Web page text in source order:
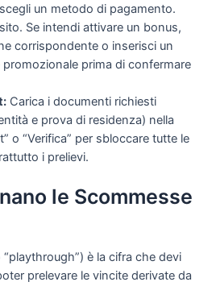
un metodo di pagamento.
Se intendi attivare un bonus,
corrispondente o inserisci un
prima di confermare
Carica i documenti richiesti
e prova di residenza) nella
o “Verifica” per sbloccare tutte le
i prelievi.
le Scommesse
è la cifra che devi
prelevare le vincite derivate da